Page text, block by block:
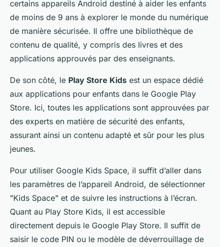
certains appareils Android destiné à aider les enfants
de moins de 9 ans à explorer le monde du numérique
de manière sécurisée. Il offre une bibliothèque de
contenu de qualité, y compris des livres et des
applications approuvés par des enseignants.
De son côté, le Play Store Kids est un espace dédié
aux applications pour enfants dans le Google Play
Store. Ici, toutes les applications sont approuvées par
des experts en matière de sécurité des enfants,
assurant ainsi un contenu adapté et sûr pour les plus
jeunes.
Pour utiliser Google Kids Space, il suffit d’aller dans
les paramètres de l’appareil Android, de sélectionner
"Kids Space" et de suivre les instructions à l’écran.
Quant au Play Store Kids, il est accessible
directement depuis le Google Play Store. Il suffit de
saisir le code PIN ou le modèle de déverrouillage de